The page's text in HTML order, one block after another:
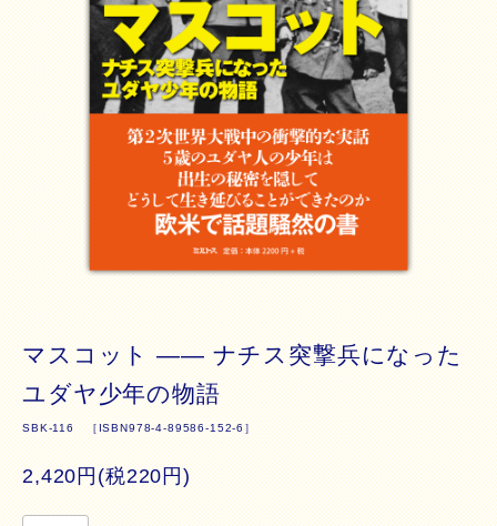
マスコット ―― ナチス突撃兵になった
ユダヤ少年の物語
SBK-116 ［ISBN978-4-89586-152-6］
2,420円(税220円)